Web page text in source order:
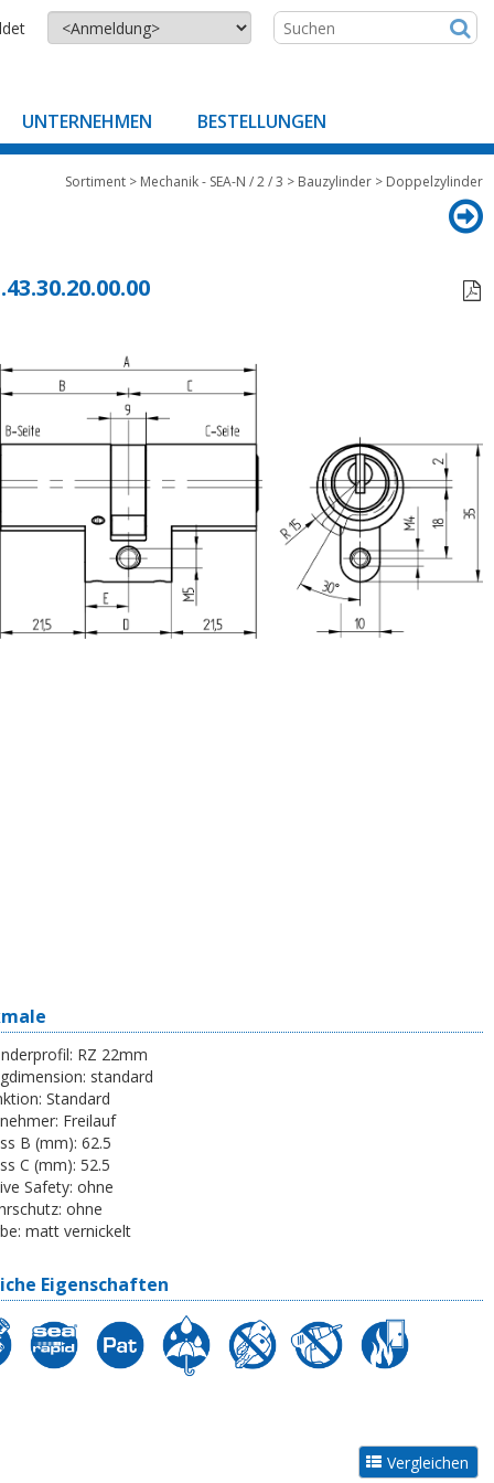
UNTERNEHMEN BESTELLUNGEN
Sortiment > Mechanik - SEA-N / 2 / 3 > Bauzylinder > Doppelzylinder

RZ 22mm
standard
Standard
Freilauf
B (mm): 62.5
C (mm): 52.5
Safety: ohne
ohne
matt vernickelt
Eigenschaften